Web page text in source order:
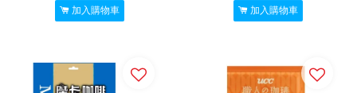
加入購物車 加入購物車